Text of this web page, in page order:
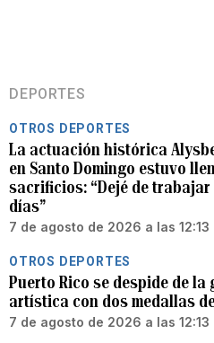
DEPORTES
OTROS DEPORTES
La actuación histórica
en Santo Domingo estuvo
sacrificios: “Dejé de
días”
7 de agosto de 2026 a las 12:13
OTROS DEPORTES
Puerto Rico se despide de la
artística con dos medallas
7 de agosto de 2026 a las 12:13